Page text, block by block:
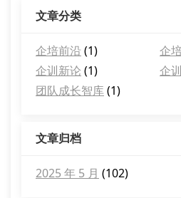
文章分类
企培前沿 (1) 企
企训新论 (1) 企
团队成长智库 (1)
文章归档
2025 年 5 月 (102)